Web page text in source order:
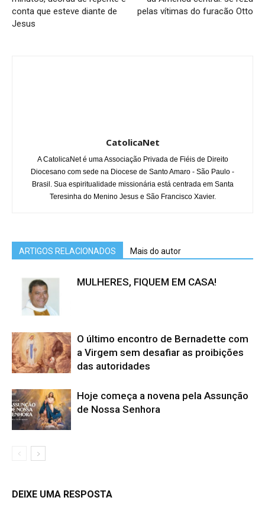
conta que esteve diante de
Jesus
pelas vítimas do furacão Otto
CatolicaNet
A CatolicaNet é uma Associação Privada de Fiéis de Direito
Diocesano com sede na Diocese de Santo Amaro - São Paulo -
Brasil. Sua espiritualidade missionária está centrada em Santa
Teresinha do Menino Jesus e São Francisco Xavier.
ARTIGOS RELACIONADOS Mais do autor
MULHERES, FIQUEM EM CASA!
O último encontro de Bernadette com
a Virgem sem desafiar as proibições
das autoridades
Hoje começa a novena pela Assunção
de Nossa Senhora
DEIXE UMA RESPOSTA